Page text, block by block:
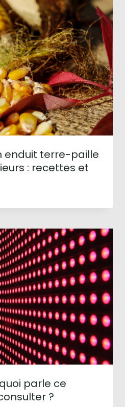
enduit terre-paille
: recettes et
parle ce
?